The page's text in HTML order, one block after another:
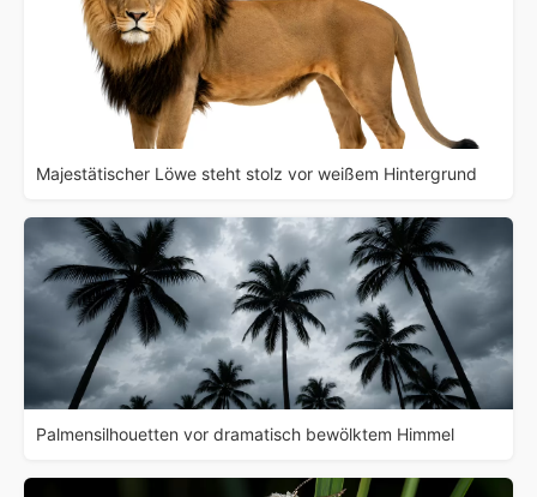
Majestätischer Löwe steht stolz vor weißem Hintergrund
Palmensilhouetten vor dramatisch bewölktem Himmel